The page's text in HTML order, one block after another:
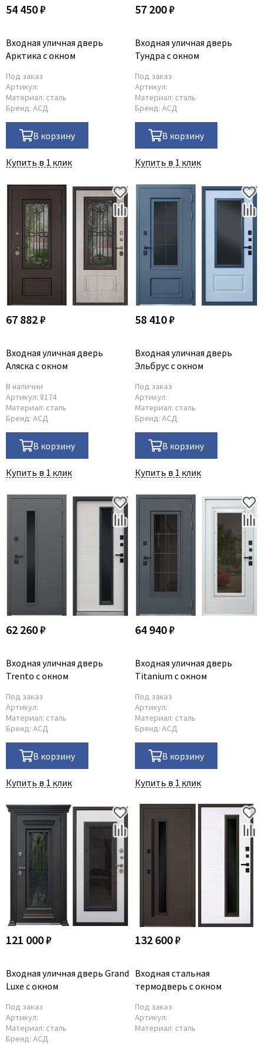
54 450 ₽
Входная уличная дверь
Арктика с окном
Под заказ
Артикул:
Материал: сталь
Бренд: АСД
В корзину
Купить в 1 клик
57 200 ₽
Входная уличная дверь
Тундра с окном
Под заказ
Артикул:
Материал: сталь
Бренд: АСД
В корзину
Купить в 1 клик
67 882 ₽
Входная уличная дверь
Аляска с окном
В наличии
Артикул: 8174
Материал: сталь
Бренд: АСД
В корзину
Купить в 1 клик
58 410 ₽
Входная уличная дверь
Эльбрус с окном
Под заказ
Артикул:
Материал: сталь
Бренд: АСД
В корзину
Купить в 1 клик
62 260 ₽
Входная уличная дверь
Trento с окном
Под заказ
Артикул:
Материал: сталь
Бренд: АСД
В корзину
Купить в 1 клик
64 940 ₽
Входная уличная дверь
Titanium с окном
Под заказ
Артикул:
Материал: сталь
Бренд: АСД
В корзину
Купить в 1 клик
121 000 ₽
Входная уличная дверь Grand
Luxe с окном
Под заказ
Артикул:
Материал: сталь
Бренд: АСД
132 600 ₽
Входная стальная
термодверь с окном
Под заказ
Артикул:
Материал: сталь